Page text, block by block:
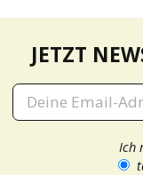
JETZT
Ich